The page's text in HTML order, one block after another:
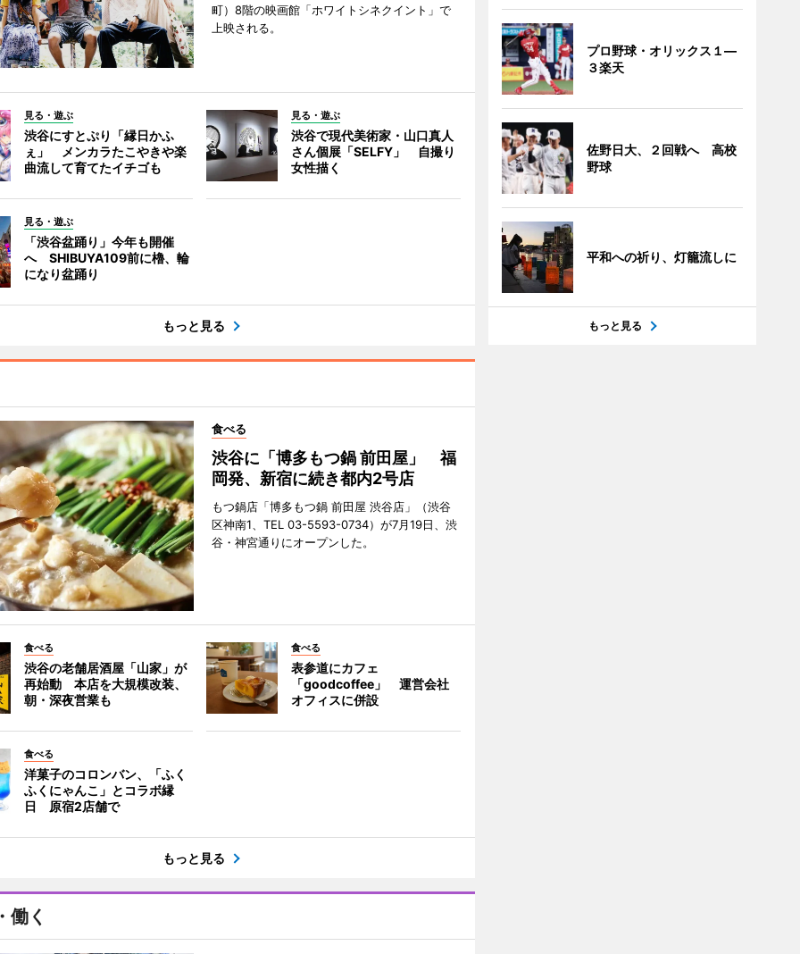
町）8階の映画館「ホワイトシネクイント」で
上映される。
見る・遊ぶ
渋谷にすとぷり「縁日かふ
ぇ」 メンカラたこやきや楽
曲流して育てたイチゴも
見る・遊ぶ
渋谷で現代美術家・山口真人
さん個展「SELFY」 自撮り
女性描く
見る・遊ぶ
「渋谷盆踊り」今年も開催
へ SHIBUYA109前に櫓、輪
になり盆踊り
もっと見る
食べる
渋谷に「博多もつ鍋 前田屋」 福
岡発、新宿に続き都内2号店
もつ鍋店「博多もつ鍋 前田屋 渋谷店」（渋谷
区神南1、TEL 03-5593-0734）が7月19日、渋
谷・神宮通りにオープンした。
食べる
渋谷の老舗居酒屋「山家」が
再始動 本店を大規模改装、
朝・深夜営業も
食べる
表参道にカフェ
「goodcoffee」 運営会社
オフィスに併設
食べる
洋菓子のコロンバン、「ふく
ふくにゃんこ」とコラボ縁
日 原宿2店舗で
もっと見る
働く
プロ野球・オリックス１―
３楽天
佐野日大、２回戦へ 高校
野球
平和への祈り、灯籠流しに
もっと見る